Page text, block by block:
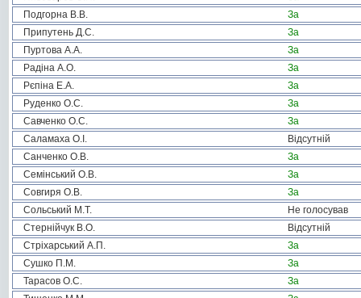
Подгорна В.В.
За
Припутень Д.С.
За
Пуртова А.А.
За
Радіна А.О.
За
Рєпіна Е.А.
За
Руденко О.С.
За
Савченко О.С.
За
Саламаха О.І.
Відсутній
Санченко О.В.
За
Семінський О.В.
За
Совгиря О.В.
За
Сольський М.Т.
Не голосував
Стернійчук В.О.
Відсутній
Стріхарський А.П.
За
Сушко П.М.
За
Тарасов О.С.
За